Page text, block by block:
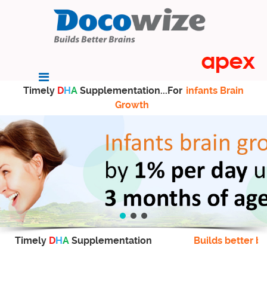
Timely DHA Supplementation...For infants Brain
Growth
Timely DHA Supplementation Builds better